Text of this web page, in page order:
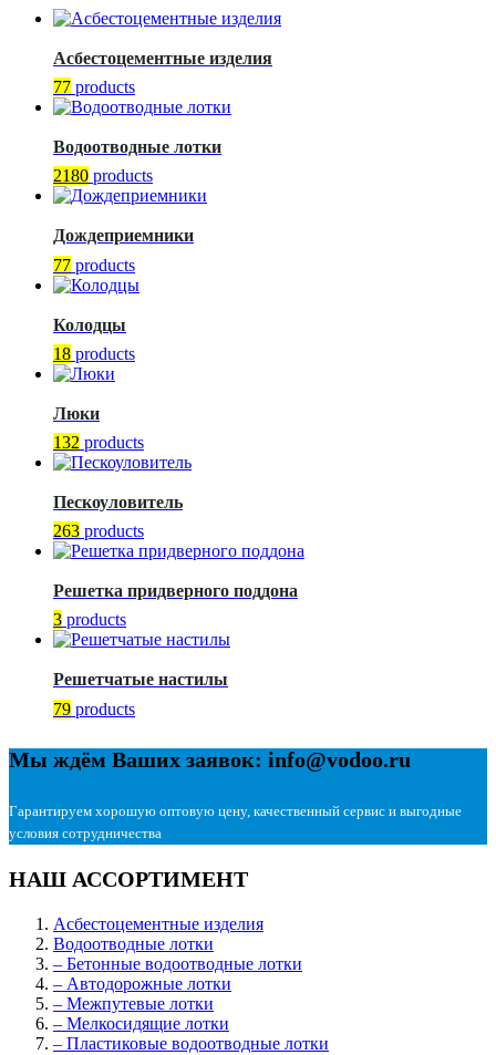
Асбестоцементные изделия
77 products
Водоотводные лотки
2180 products
Дождеприемники
77 products
Колодцы
18 products
Люки
132 products
Пескоуловитель
263 products
Решетка придверного поддона
3 products
Решетчатые настилы
79 products
Мы ждём Ваших заявок: info@vodoo.ru
Гарантируем хорошую оптовую цену, качественный сервис и выгодные
условия сотрудничества
НАШ АССОРТИМЕНТ
Асбестоцементные изделия
Водоотводные лотки
– Бетонные водоотводные лотки
– Автодорожные лотки
– Межпутевые лотки
– Мелкосидящие лотки
– Пластиковые водоотводные лотки